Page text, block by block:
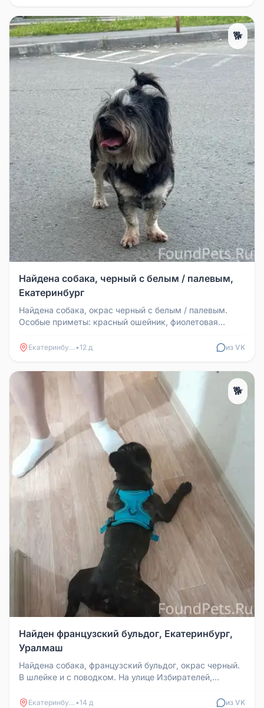
🐕
Найдена собака, черный с белым / палевым,
Екатеринбург
Найдена собака, окрас черный с белым / палевым.
Особые приметы: красный ошейник, фиолетовая
Екатеринбург •12 д из VK
🐕
Найден французский бульдог, Екатеринбург,
Уралмаш
Найдена собака, французский бульдог, окрас черный.
В шлейке и с поводком. На улице Избирателей,
Екатеринбург •14 д из VK